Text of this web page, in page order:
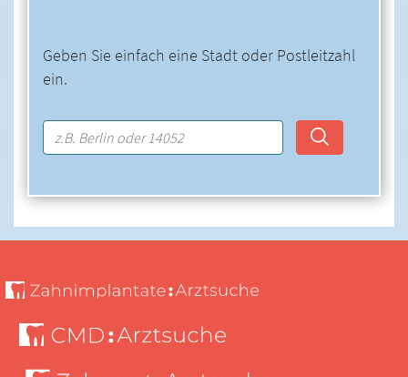
Geben Sie einfach eine Stadt oder Postleitzahl
ein.